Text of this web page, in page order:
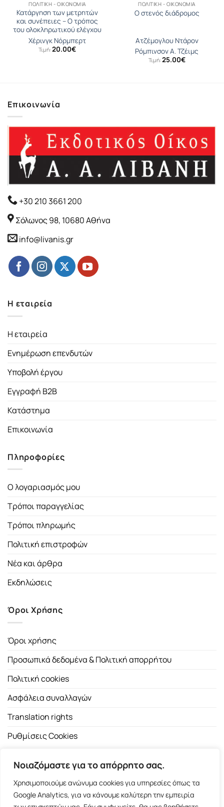
Νοιαζόμαστε για το απόρρητο σας.
Χρησιμοποιούμε ανώνυμα cookies για υπηρεσίες όπως τα
Google Analytics, για να κάνουμε καλύτερη την εμπειρία
ΠΟΛΙΤΙΚΉ - ΟΙΚΟΝΟΜΊΑ
Κατάργηση των μετρητών
και συνέπειες – Ο τρόπος
του ολοκληρωτικού ελέγχου
Χέρινγκ Νόρμπερτ
Τιμή: 20.00€
ΠΟΛΙΤΙΚΉ - ΟΙΚΟΝΟΜΊΑ
Ο στενός διάδρομος
Ατζέμογλου Ντάρον
Ρόμπινσον Α. Τζέιμς
Τιμή: 25.00€
Επικοινωνία
+30 210 3661 200
Σόλωνος 98, 10680 Αθήνα
info@livanis.gr
Η εταιρεία
Η εταιρεία
Ενημέρωση επενδυτών
Υποβολή έργου
Εγγραφή B2B
Κατάστημα
Επικοινωνία
Πληροφορίες
Ο λογαριασμός μου
Τρόποι παραγγελίας
Τρόποι πληρωμής
Πολιτική επιστροφών
Νέα και άρθρα
Εκδηλώσεις
Όροι Χρήσης
Όροι χρήσης
Προσωπικά δεδομένα & Πολιτική απορρήτου
Πολιτική cookies
Ασφάλεια συναλλαγών
Translation rights
Ρυθμίσεις Cookies